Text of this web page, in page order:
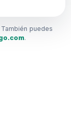
puedes
.